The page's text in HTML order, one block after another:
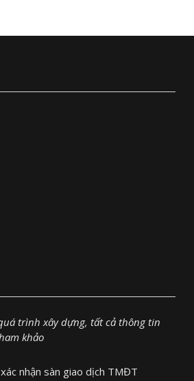
trình xây dựng, tất cả thông tin
khảo